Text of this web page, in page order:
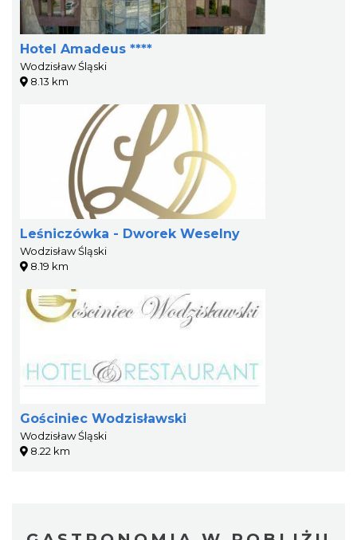
Hotel Amadeus ****
Wodzisław Śląski
8.13 km
Leśniczówka - Dworek Weselny
Wodzisław Śląski
8.19 km
Gościniec Wodzisławski
Wodzisław Śląski
8.22 km